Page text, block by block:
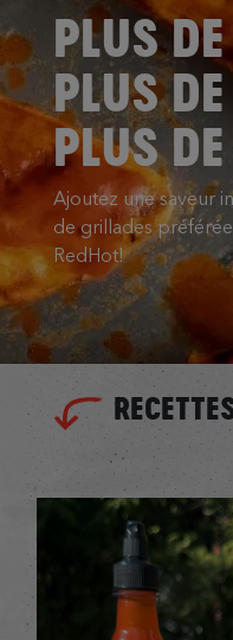
PLUS
PLUS
PLUS
Ajoutez une saveur
de grillades
RedHot!